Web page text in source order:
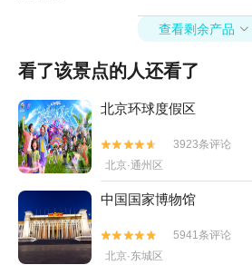
查看剩余产品 
看了该景点的人还看了
北京环球度假区


3923条评论
北京·通州区
中国国家博物馆


5941条评论
北京·东城区